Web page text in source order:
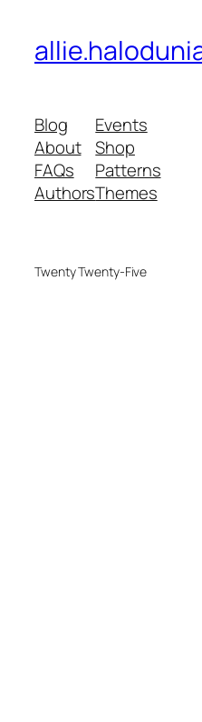
Blog
About
FAQs
Authors
Events
Shop
Patterns
Themes
Twenty Twenty-Five